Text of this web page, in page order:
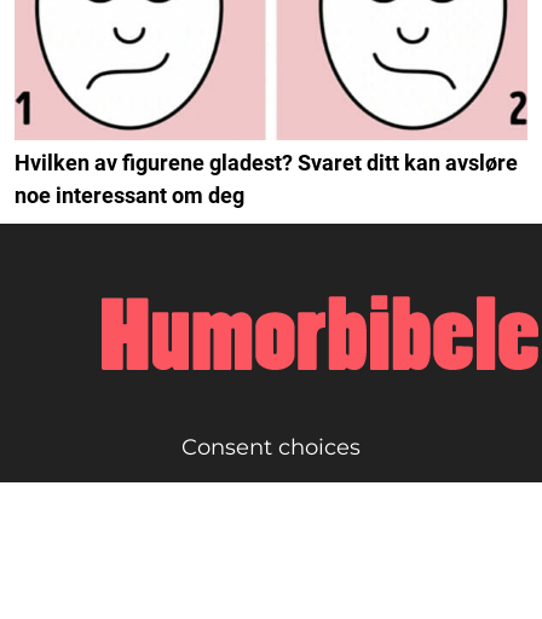
Hvilken av figurene gladest? Svaret ditt kan avsløre
noe interessant om deg
Consent choices